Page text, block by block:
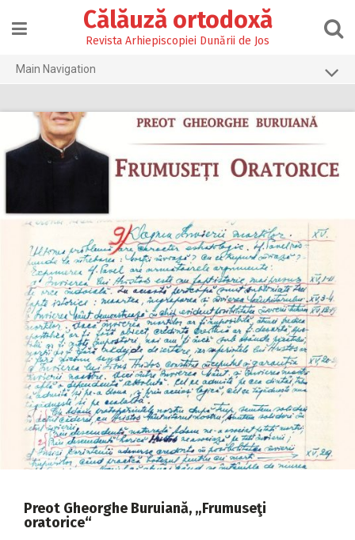
content
Călăuză ortodoxă
Revista Arhiepiscopiei Dunării de Jos
Main Navigation
2023
2022
2021
2020
2019
2018
2017
2016
2015
2013
Preot Gheorghe Buruiană, „Frumuseţi
oratorice“